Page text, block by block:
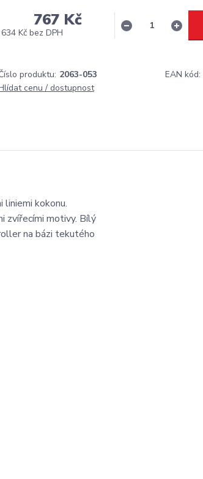
767 Kč
634 Kč bez DPH
produktu: 2063-053 EAN kód:
cenu / dostupnost
kokonu.
zvířecími motivy. Bílý
na bázi tekutého